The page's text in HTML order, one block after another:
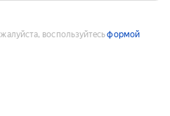
воспользуйтесьформой